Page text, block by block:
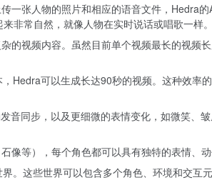
张人物的照片和相应的语音文件，Hedra
非常自然，就像人物在实时说话或唱歌一样。
视频内容。虽然目前单个视频最长的视频
Hedra可以生成长达90秒的视频。这种效率
同步，以及更细微的表情变化，如微笑、
等），每个角色都可以具有独特的表情、动
。这些世界可以包含多个角色、环境和交互